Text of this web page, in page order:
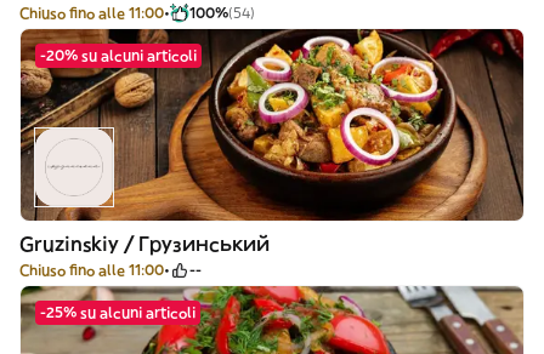
Chiuso fino alle 11:00 100%(54)
-20% su alcuni articoli
Gruzinskiy / Грузинський
Chiuso fino alle 11:00 --
-25% su alcuni articoli